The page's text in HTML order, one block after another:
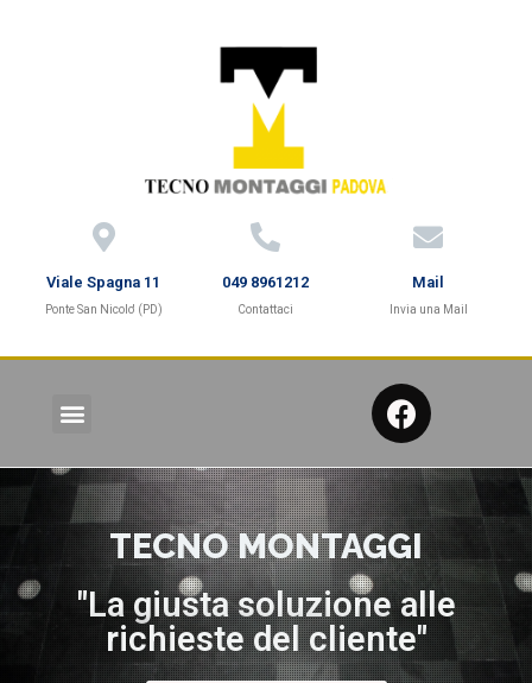
Viale Spagna 11
Ponte San Nicolo' (PD)
049 8961212
Contattaci
Mail
Invia una Mail
TECNO MONTAGGI
"La giusta soluzione alle
richieste del cliente"